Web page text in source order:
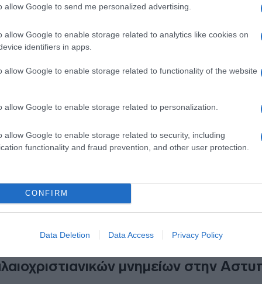
allow Google to send me personalized advertising.
allow Google to enable storage related to analytics like cookies on
identifiers in apps.
allow Google to enable storage related to functionality of the website
allow Google to enable storage related to personalization.
allow Google to enable storage related to security, including
functionality and fraud prevention, and other user protection.
CONFIRM
Data Deletion Data Access Privacy Policy
Ψαράς “πάλεψε” με την
για να σώσει το καΐκι του –
να είχα πνιγεί»
- 15:51
μνημείων στην